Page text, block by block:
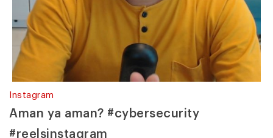
Instagram
Aman ya aman? #cybersecurity
#reelsinstagram